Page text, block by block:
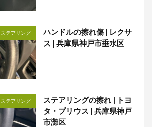
ステアリング
ハンドルの擦れ傷 | レクサ
ス | 兵庫県神戸市垂水区
ステアリング
ステアリングの擦れ | トヨ
タ・プリウス | 兵庫県神戸
市灘区